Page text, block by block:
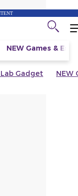
NEW Games &
Lab Gadget NEW